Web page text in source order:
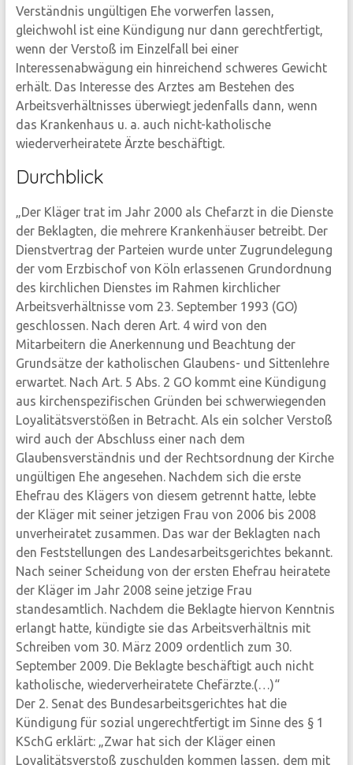
Verständnis ungültigen Ehe vorwerfen lassen,
gleichwohl ist eine Kündigung nur dann gerechtfertigt,
wenn der Verstoß im Einzelfall bei einer
Interessenabwägung ein hinreichend schweres Gewicht
erhält. Das Interesse des Arztes am Bestehen des
Arbeitsverhältnisses überwiegt jedenfalls dann, wenn
das Krankenhaus u. a. auch nicht-katholische
wiederverheiratete Ärzte beschäftigt.
Durchblick
„Der Kläger trat im Jahr 2000 als Chefarzt in die Dienste
der Beklagten, die mehrere Krankenhäuser betreibt. Der
Dienstvertrag der Parteien wurde unter Zugrundelegung
der vom Erzbischof von Köln erlassenen Grundordnung
des kirchlichen Dienstes im Rahmen kirchlicher
Arbeitsverhältnisse vom 23. September 1993 (GO)
geschlossen. Nach deren Art. 4 wird von den
Mitarbeitern die Anerkennung und Beachtung der
Grundsätze der katholischen Glaubens- und Sittenlehre
erwartet. Nach Art. 5 Abs. 2 GO kommt eine Kündigung
aus kirchenspezifischen Gründen bei schwerwiegenden
Loyalitätsverstößen in Betracht. Als ein solcher Verstoß
wird auch der Abschluss einer nach dem
Glaubensverständnis und der Rechtsordnung der Kirche
ungültigen Ehe angesehen. Nachdem sich die erste
Ehefrau des Klägers von diesem getrennt hatte, lebte
der Kläger mit seiner jetzigen Frau von 2006 bis 2008
unverheiratet zusammen. Das war der Beklagten nach
den Feststellungen des Landesarbeitsgerichtes bekannt.
Nach seiner Scheidung von der ersten Ehefrau heiratete
der Kläger im Jahr 2008 seine jetzige Frau
standesamtlich. Nachdem die Beklagte hiervon Kenntnis
erlangt hatte, kündigte sie das Arbeitsverhältnis mit
Schreiben vom 30. März 2009 ordentlich zum 30.
September 2009. Die Beklagte beschäftigt auch nicht
katholische, wiederverheiratete Chefärzte.(…)“
Der 2. Senat des Bundesarbeitsgerichtes hat die
Kündigung für sozial ungerechtfertigt im Sinne des § 1
KSchG erklärt: „Zwar hat sich der Kläger einen
Loyalitätsverstoß zuschulden kommen lassen, dem mit